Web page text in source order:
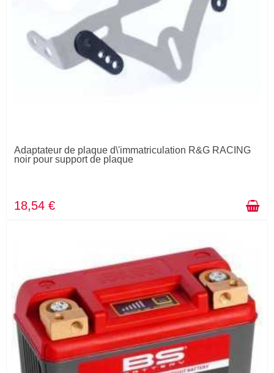
Adaptateur de plaque d\'immatriculation R&G RACING
noir pour support de plaque
18,54 €